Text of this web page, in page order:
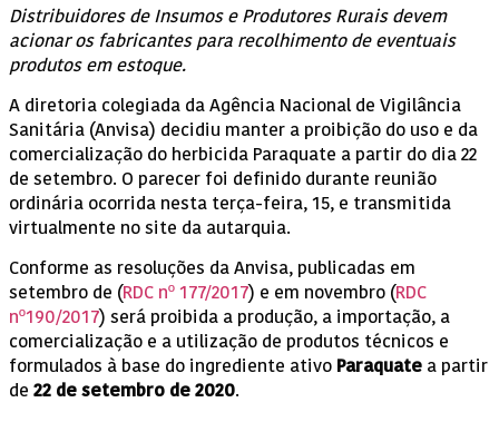
Distribuidores de Insumos e Produtores Rurais devem
acionar os fabricantes para recolhimento de eventuais
produtos em estoque.
A diretoria colegiada da Agência Nacional de Vigilância
Sanitária (Anvisa) decidiu manter a proibição do uso e da
comercialização do herbicida Paraquate a partir do dia 22
de setembro. O parecer foi definido durante reunião
ordinária ocorrida nesta terça-feira, 15, e transmitida
virtualmente no site da autarquia.
Conforme as resoluções da Anvisa, publicadas em
setembro de (RDC nº 177/2017) e em novembro (RDC
nº190/2017) será proibida a produção, a importação, a
comercialização e a utilização de produtos técnicos e
formulados à base do ingrediente ativo Paraquate a partir
de 22 de setembro de 2020.